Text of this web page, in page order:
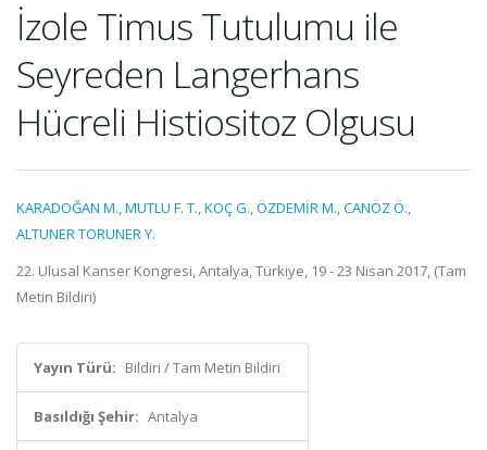
İzole Timus Tutulumu ile
Seyreden Langerhans
Hücreli Histiositoz Olgusu
KARADOĞAN M.,MUTLU F. T.,KOÇ G.,ÖZDEMİR M.,CANÖZ Ö.,
ALTUNER TORUNER Y.
22. Ulusal Kanser Kongresi, Antalya, Türkiye, 19 - 23 Nisan 2017, (Tam
Metin Bildiri)
Yayın Türü: Bildiri / Tam Metin Bildiri
Basıldığı Şehir: Antalya